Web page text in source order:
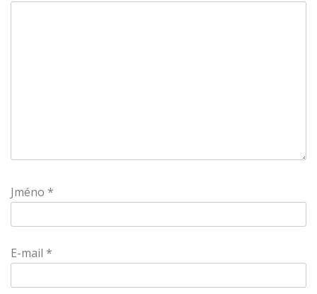
Jméno *
E-mail *